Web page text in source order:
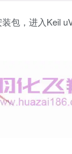
包，进入Keil